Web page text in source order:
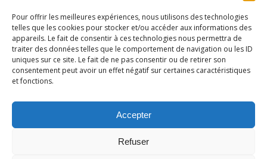
Pour offrir les meilleures expériences, nous utilisons des technologies
telles que les cookies pour stocker et/ou accéder aux informations des
appareils. Le fait de consentir à ces technologies nous permettra de
traiter des données telles que le comportement de navigation ou les ID
uniques sur ce site. Le fait de ne pas consentir ou de retirer son
consentement peut avoir un effet négatif sur certaines caractéristiques
et fonctions.
Accepter
Refuser